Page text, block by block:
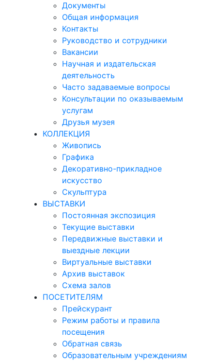
Документы
Общая информация
Контакты
Руководство и сотрудники
Вакансии
Научная и издательская
деятельность
Часто задаваемые вопросы
Консультации по оказываемым
услугам
Друзья музея
КОЛЛЕКЦИЯ
Живопись
Графика
Декоративно-прикладное
искусство
Скульптура
ВЫСТАВКИ
Постоянная экспозиция
Текущие выставки
Передвижные выставки и
выездные лекции
Виртуальные выставки
Архив выставок
Схема залов
ПОСЕТИТЕЛЯМ
Прейскурант
Режим работы и правила
посещения
Обратная связь
Образовательным учреждениям